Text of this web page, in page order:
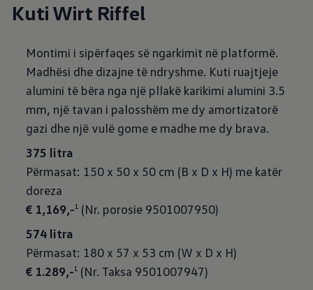
Kuti Wirt Riffel
Montimi i sipërfaqes së ngarkimit në platformë.
Madhësi dhe dizajne të ndryshme. Kuti ruajtjeje
alumini të bëra nga një pllakë karikimi alumini 3.5
mm, një tavan i palosshëm me dy amortizatorë
gazi dhe një vulë gome e madhe me dy brava.
375 litra
Përmasat: 150 x 50 x 50 cm (B x D x H) me katër
€ 1,169,-1
(Nr. porosie 9501007950)
574 litra
€ 1.289,-1
(Nr. Taksa 9501007947)